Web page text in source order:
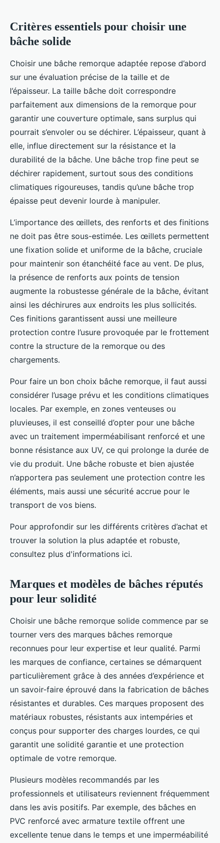
Critères essentiels pour choisir une
bâche solide
Choisir une bâche remorque adaptée repose d’abord
sur une évaluation précise de la taille et de
l’épaisseur. La taille bâche doit correspondre
parfaitement aux dimensions de la remorque pour
garantir une couverture optimale, sans surplus qui
pourrait s’envoler ou se déchirer. L’épaisseur, quant à
elle, influe directement sur la résistance et la
durabilité de la bâche. Une bâche trop fine peut se
déchirer rapidement, surtout sous des conditions
climatiques rigoureuses, tandis qu’une bâche trop
épaisse peut devenir lourde à manipuler.
L’importance des œillets, des renforts et des finitions
ne doit pas être sous-estimée. Les œillets permettent
une fixation solide et uniforme de la bâche, cruciale
pour maintenir son étanchéité face au vent. De plus,
la présence de renforts aux points de tension
augmente la robustesse générale de la bâche, évitant
ainsi les déchirures aux endroits les plus sollicités.
Ces finitions garantissent aussi une meilleure
protection contre l’usure provoquée par le frottement
contre la structure de la remorque ou des
chargements.
Pour faire un bon choix bâche remorque, il faut aussi
considérer l’usage prévu et les conditions climatiques
locales. Par exemple, en zones venteuses ou
pluvieuses, il est conseillé d’opter pour une bâche
avec un traitement imperméabilisant renforcé et une
bonne résistance aux UV, ce qui prolonge la durée de
vie du produit. Une bâche robuste et bien ajustée
n’apportera pas seulement une protection contre les
éléments, mais aussi une sécurité accrue pour le
transport de vos biens.
Pour approfondir sur les différents critères d’achat et
trouver la solution la plus adaptée et robuste,
consultez plus d'informations ici.
Marques et modèles de bâches réputés
pour leur solidité
Choisir une bâche remorque solide commence par se
tourner vers des marques bâches remorque
reconnues pour leur expertise et leur qualité. Parmi
les marques de confiance, certaines se démarquent
particulièrement grâce à des années d’expérience et
un savoir-faire éprouvé dans la fabrication de bâches
résistantes et durables. Ces marques proposent des
matériaux robustes, résistants aux intempéries et
conçus pour supporter des charges lourdes, ce qui
garantit une solidité garantie et une protection
optimale de votre remorque.
Plusieurs modèles recommandés par les
professionnels et utilisateurs reviennent fréquemment
dans les avis positifs. Par exemple, des bâches en
PVC renforcé avec armature textile offrent une
excellente tenue dans le temps et une imperméabilité